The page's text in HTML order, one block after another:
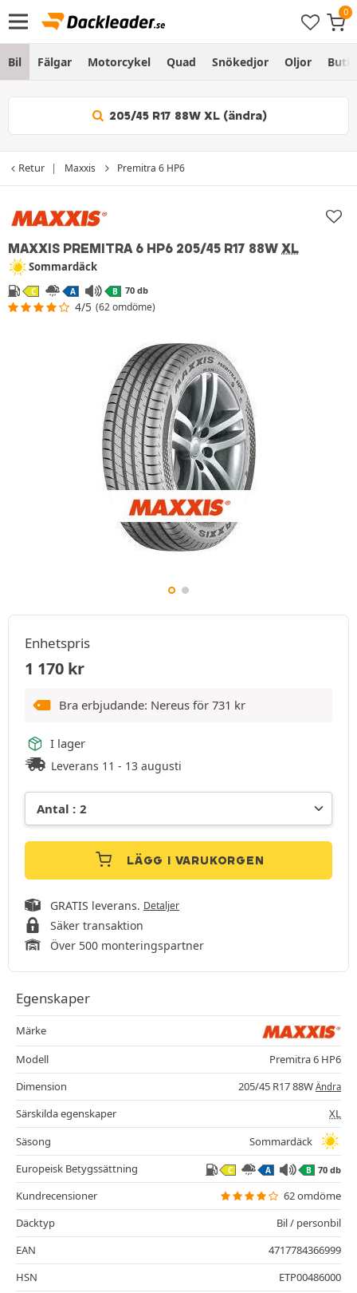
Bil Fälgar Motorcykel Quad Snökedjor Oljor Butik
205/45 R17 88W XL (ändra)
Retur Maxxis Premitra 6 HP6
MAXXIS PREMITRA 6 HP6 205/45 R17 88W XL
Sommardäck
C A B 70 db
4/5 (62 omdöme)
Enhetspris
1 170 kr
Bra erbjudande: Nereus för 731 kr
I lager
Leverans 11 - 13 augusti
LÄGG I VARUKORGEN
GRATIS leverans. Detaljer
Säker transaktion
Över 500 monteringspartner
Egenskaper
Märke
Modell
Premitra 6 HP6
Dimension
205/45 R17 88W Ändra
Särskilda egenskaper
XL
Säsong
Sommardäck
Europeisk Betygssättning
C A B 70 db
Kundrecensioner
62 omdöme
Däcktyp
Bil / personbil
EAN
4717784366999
HSN
ETP00486000